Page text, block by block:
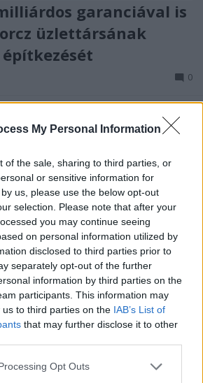
My Personal Information
of the sale, sharing to third parties, or
or sensitive information for
us, please use the below opt-out
selection. Please note that after your
you may continue seeing
on personal information utilized by
disclosed to third parties prior to
separately opt-out of the further
information by third parties on the
participants. This information may
to third parties on the IAB’s List of
that may further disclose it to other
website/app uses one or more Google
Opt Outs
garanciával is
üzlettársának
0
is úgy módosította az adásvételi
a kerület és az állam is